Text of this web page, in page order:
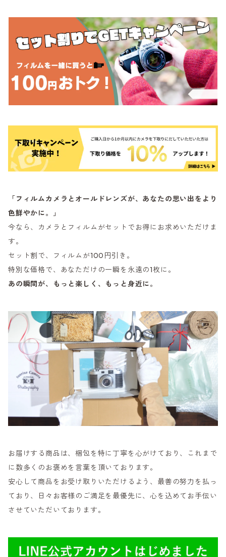
「フィルムカメラとオールドレンズが、あなたの思い出をより
色鮮やかに。」
今なら、カメラとフィルムがセットでお得にお求めいただけま
す。
セット割で、フィルムが100円引き。
特別な価格で、あなただけの一瞬を永遠の1枚に。
あの瞬間が、もっと楽しく、もっと身近に。
お届けする商品は、梱包を特に丁寧を心がけており、これまで
に数多くのお褒めを言葉を頂いております。
安心して商品をお受け取りいただけるよう、最善の努力を払っ
ており、日々お客様のご満足を最優先に、心を込めてお手伝い
させていただいております。